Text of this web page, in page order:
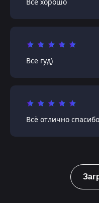
Все гуд)
Всё отлично спасибо